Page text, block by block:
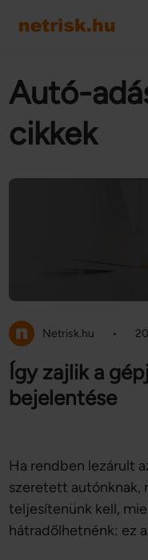
Autó-
cikkek
Netrisk.hu •
Így zajlik a
bejelentése
Ha rendben lezárult
szeretett autónknak,
teljesítenünk kell,
hátradőlhetnénk: ez